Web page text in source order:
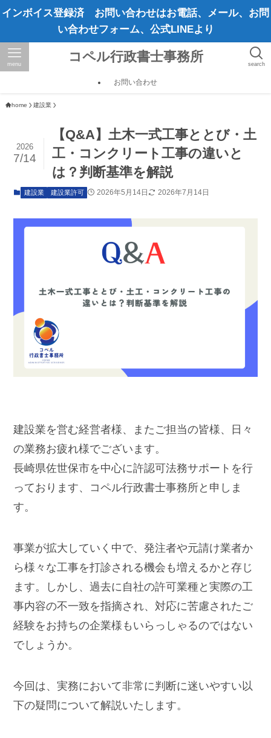
インボイス登録済 お問い合わせはお電話、メール、お問
い合わせフォーム、公式LINEより
コペル行政書士事務所 search
menu
お問い合わせ
home 建設業
【Q&A】土木一式工事ととび・土
工・コンクリート工事の違いと
は？判断基準を解説
2026
7/14
建設業 建設業許可 2026年5月14日 2026年7月14日
建設業を営む経営者様、またご担当の皆様、日々
の業務お疲れ様でございます。
長崎県佐世保市を中心に許認可法務サポートを行
っております、コペル行政書士事務所と申しま
す。
事業が拡大していく中で、発注者や元請け業者か
ら様々な工事を打診される機会も増えるかと存じ
ます。しかし、過去に自社の許可業種と実際の工
事内容の不一致を指摘され、対応に苦慮されたご
経験をお持ちの企業様もいらっしゃるのではない
でしょうか。
今回は、実務において非常に判断に迷いやすい以
下の疑問について解説いたします。